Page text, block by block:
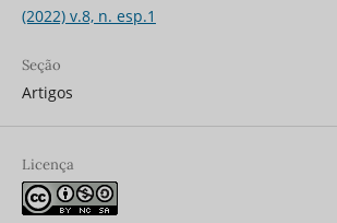
(2022) v.8, n. esp.1
Seção
Artigos
Licença